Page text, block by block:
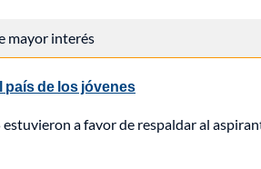
mayor interés
país de los jóvenes
a favor de respaldar al